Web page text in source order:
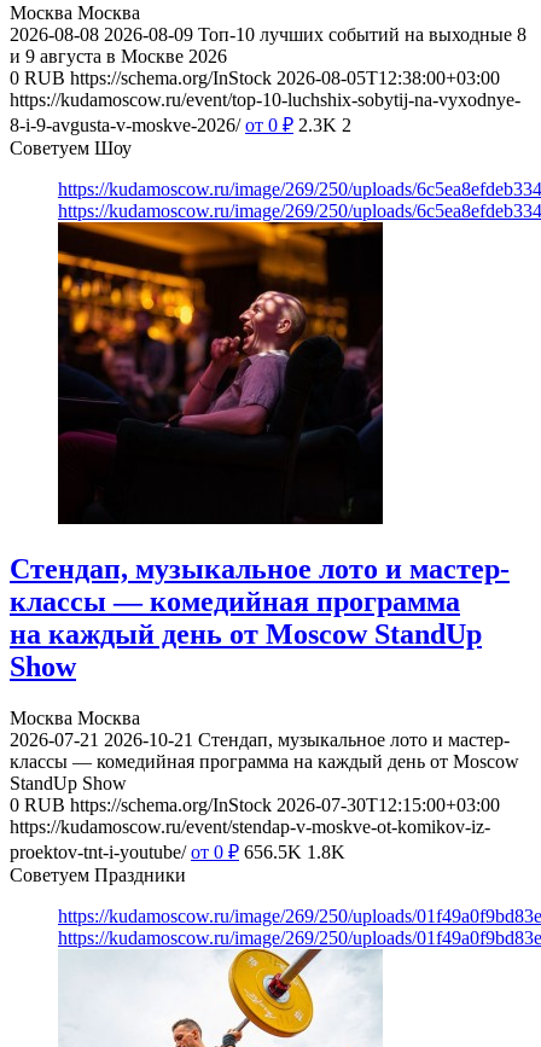
Москва Москва
2026-08-08 2026-08-09 Топ-10 лучших событий на выходные 8
и 9 августа в Москве 2026
0 RUB https://schema.org/InStock 2026-08-05T12:38:00+03:00
https://kudamoscow.ru/event/top-10-luchshix-sobytij-na-vyxodnye-
8-i-9-avgusta-v-moskve-2026/ от 0 ₽ 2.3K 2
Советуем Шоу
https://kudamoscow.ru/image/269/250/uploads/
https://kudamoscow.ru/image/269/250/uploads/
Стендап, музыкальное лото и мастер-
классы — комедийная программа
на каждый день от Moscow StandUp
Show
Москва Москва
2026-07-21 2026-10-21 Стендап, музыкальное лото и мастер-
классы — комедийная программа на каждый день от Moscow
StandUp Show
0 RUB https://schema.org/InStock 2026-07-30T12:15:00+03:00
https://kudamoscow.ru/event/stendap-v-moskve-ot-komikov-iz-
proektov-tnt-i-youtube/ от 0 ₽ 656.5K 1.8K
Советуем Праздники
https://kudamoscow.ru/image/269/250/uploads/
https://kudamoscow.ru/image/269/250/uploads/